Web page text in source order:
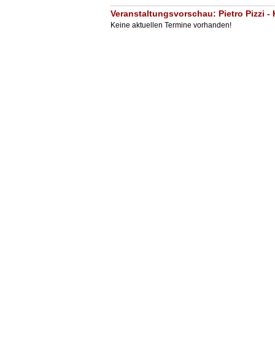
Veranstaltungsvorschau: Pietro Pizzi -
Keine aktuellen Termine vorhanden!